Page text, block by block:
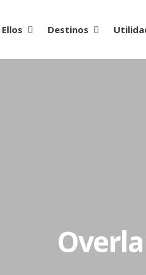
Ellos Destinos